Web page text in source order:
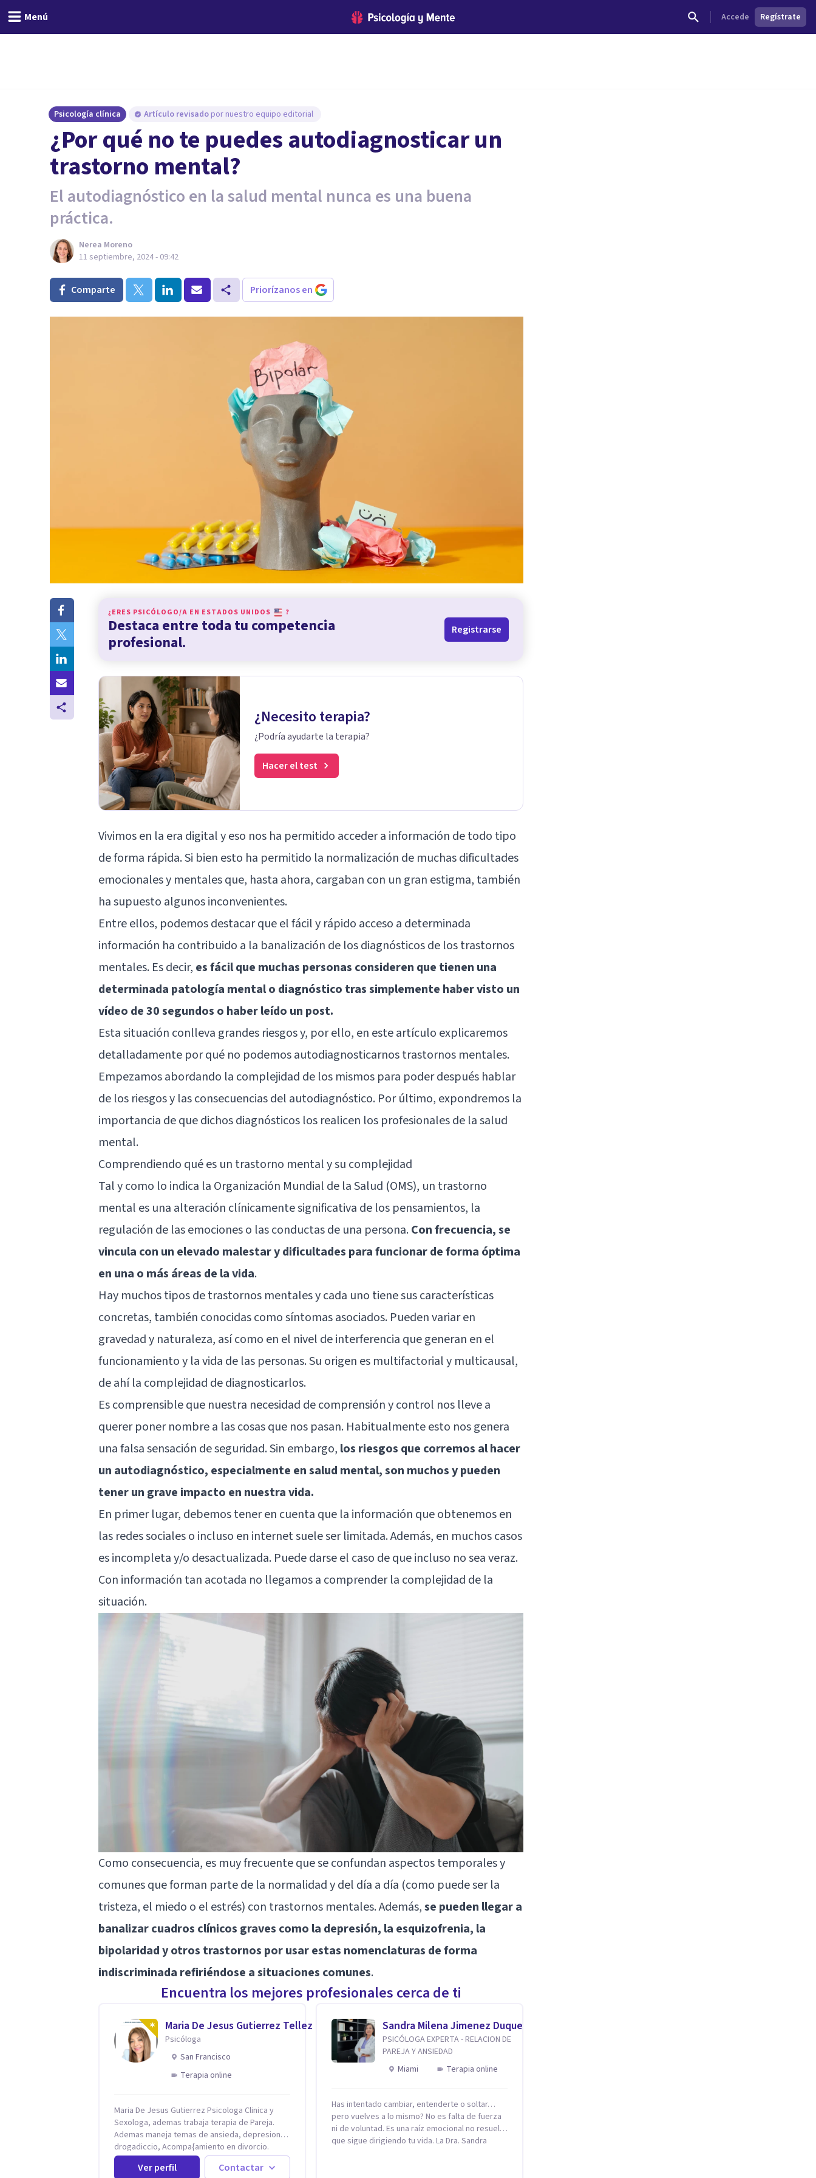
Menú Accede Regístrate
Psicología clínica Artículo revisado por nuestro equipo editorial
¿Por qué no te puedes autodiagnosticar un
trastorno mental?
El autodiagnóstico en la salud mental nunca es una buena
práctica.
Nerea Moreno
11 septiembre, 2024 - 09:42
Comparte Priorízanos en
¿ERES PSICÓLOGO/A EN ESTADOS UNIDOS ?
Destaca entre toda tu competencia
profesional.
Registrarse
¿Necesito terapia?
¿Podría ayudarte la terapia?
Hacer el test
Vivimos en la era digital y eso nos ha permitido acceder a información de todo tipo
de forma rápida. Si bien esto ha permitido la normalización de muchas dificultades
emocionales y mentales que, hasta ahora, cargaban con un gran estigma, también
ha supuesto algunos inconvenientes.
Entre ellos, podemos destacar que el fácil y rápido acceso a determinada
información ha contribuido a la banalización de los diagnósticos de los trastornos
mentales. Es decir, es fácil que muchas personas consideren que tienen una
determinada patología mental o diagnóstico tras simplemente haber visto un
vídeo de 30 segundos o haber leído un post.
Esta situación conlleva grandes riesgos y, por ello, en este artículo explicaremos
detalladamente por qué no podemos autodiagnosticarnos trastornos mentales.
Empezamos abordando la complejidad de los mismos para poder después hablar
de los riesgos y las consecuencias del autodiagnóstico. Por último, expondremos la
importancia de que dichos diagnósticos los realicen los profesionales de la salud
mental.
Comprendiendo qué es un trastorno mental y su complejidad
Tal y como lo indica la Organización Mundial de la Salud (OMS), un trastorno
mental es una alteración clínicamente significativa de los pensamientos, la
regulación de las emociones o las conductas de una persona.Con frecuencia, se
vincula con un elevado malestar y dificultades para funcionar de forma óptima
en una o más áreas de la vida.
Hay muchos tipos de trastornos mentales y cada uno tiene sus características
concretas, también conocidas como síntomas asociados. Pueden variar en
gravedad y naturaleza, así como en el nivel de interferencia que generan en el
funcionamiento y la vida de las personas. Su origen es multifactorial y multicausal,
de ahí la complejidad de diagnosticarlos.
Es comprensible que nuestra necesidad de comprensión y control nos lleve a
querer poner nombre a las cosas que nos pasan. Habitualmente esto nos genera
una falsa sensación de seguridad. Sin embargo, los riesgos que corremos al hacer
un autodiagnóstico, especialmente en salud mental, son muchos y pueden
tener un grave impacto en nuestra vida.
En primer lugar, debemos tener en cuenta que la información que obtenemos en
las redes sociales o incluso en internet suele ser limitada. Además, en muchos casos
es incompleta y/o desactualizada. Puede darse el caso de que incluso no sea veraz.
Con información tan acotada no llegamos a comprender la complejidad de la
situación.
Como consecuencia, es muy frecuente que se confundan aspectos temporales y
comunes que forman parte de la normalidad y del día a día (como puede ser la
tristeza, el miedo o el estrés) con trastornos mentales. Además,se pueden llegar a
banalizar cuadros clínicos graves como la depresión, la esquizofrenia, la
bipolaridad y otros trastornos por usar estas nomenclaturas de forma
indiscriminada refiriéndose a situaciones comunes.
Encuentra los mejores profesionales cerca de ti
Maria De Jesus Gutierrez Tellez
Psicóloga
San Francisco
Terapia online
Maria De Jesus Gutierrez Psicologa Clinica y
Sexologa, ademas trabaja terapia de Pareja.
Ademas maneja temas de ansieda, depresion,
drogadiccio, Acompa{amiento en divorcio.
Maneja enfoque Cognitivo Conductual. Con 20
años de experiencia, constantemente
Ver perfil Contactar
Sandra Milena Jimenez Duque
PSICÓLOGA EXPERTA - RELACION DE
PAREJA Y ANSIEDAD
Miami
Terapia online
Has intentado cambiar, entenderte o soltar…
pero vuelves a lo mismo? No es falta de fuerza
ni de voluntad. Es una raíz emocional no resuelta
que sigue dirigiendo tu vida. La Dra. Sandra